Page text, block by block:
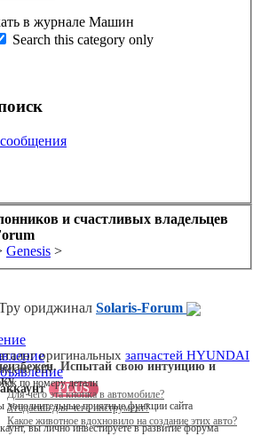
в журнале Машин
Search this category only
и счастливых владельцев
Genesis >
ориджинал Solaris-Forum
оригинальных запчастей HYUNDAI
по VIN
по номеру детали
Испытай свою интуицию и
Для чего эта кнопка в автомобиле?
Угадаешь для чего инструмент?
Какое животное вдохновило на создание этих авто?
PLUS
дополнительные приятные функции сайта
вы лично инвестируете в развитие форума